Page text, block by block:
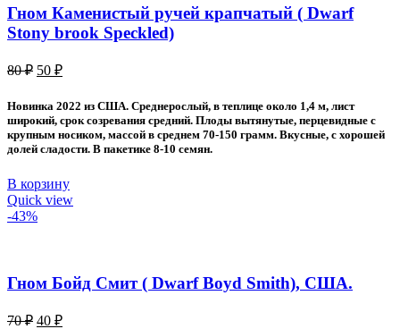
Гном Каменистый ручей крапчатый ( Dwarf
Stony brook Speckled)
80₽ Первоначальная
составляла
80 ₽.
50 ₽Текущая
50 ₽.
Новинка 2022 из США. Среднерослый, в теплице около 1,4 м, лист
широкий, срок созревания средний. Плоды вытянутые, перцевидные с
крупным носиком, массой в среднем 70-150 грамм. Вкусные, с хорошей
долей сладости. В пакетике 8-10 семян.
В корзину
Quick view
-43%
Гном Бойд Смит ( Dwarf Boyd Smith), США.
70₽ Первоначальная
40 ₽Текущая